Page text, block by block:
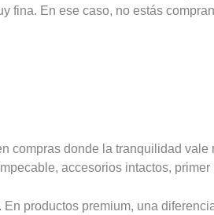
fina. En ese caso, no estás
compras donde la tranquilidad
accesorios intactos,
productos premium, una